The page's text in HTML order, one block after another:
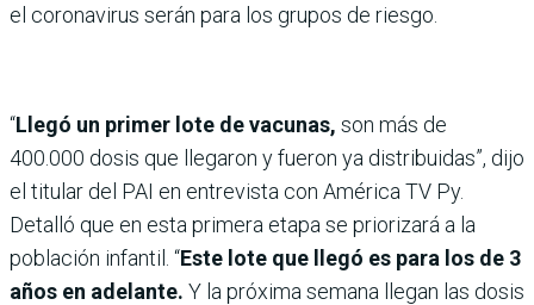
el coronavirus serán para los grupos de riesgo.
“Llegó un primer lote de vacunas, son más de
400.000 dosis que llegaron y fueron ya distribuidas”, dijo
el titular del PAI en entrevista con América TV Py.
Detalló que en esta primera etapa se priorizará a la
población infantil. “Este lote que llegó es para los de 3
años en adelante. Y la próxima semana llegan las dosis